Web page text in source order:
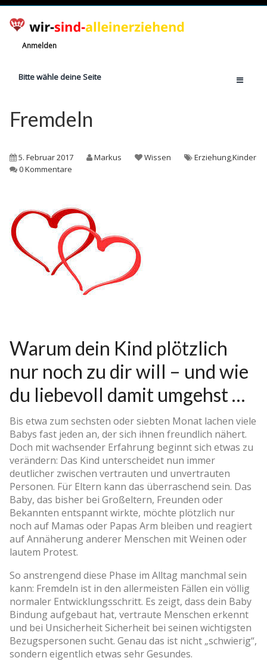
Anmelden
Bitte wähle deine Seite
Anzahl Alleinerziehende
Witze
Wissen
Rechte
Fremdeln
5. Februar 2017 Markus Wissen Erziehung,Kinder
0 Kommentare
Warum dein Kind plötzlich
nur noch zu dir will – und wie
du liebevoll damit umgehst …
Bis etwa zum sechsten oder siebten Monat lachen viele
Babys fast jeden an, der sich ihnen freundlich nähert.
Doch mit wachsender Erfahrung beginnt sich etwas zu
verändern: Das Kind unterscheidet nun immer
deutlicher zwischen vertrauten und unvertrauten
Personen. Für Eltern kann das überraschend sein. Das
Baby, das bisher bei Großeltern, Freunden oder
Bekannten entspannt wirkte, möchte plötzlich nur
noch auf Mamas oder Papas Arm bleiben und reagiert
auf Annäherung anderer Menschen mit Weinen oder
lautem Protest.
So anstrengend diese Phase im Alltag manchmal sein
kann: Fremdeln ist in den allermeisten Fällen ein völlig
normaler Entwicklungsschritt. Es zeigt, dass dein Baby
Bindung aufgebaut hat, vertraute Menschen erkennt
und bei Unsicherheit Sicherheit bei seinen wichtigsten
Bezugspersonen sucht. Genau das ist nicht „schwierig“,
sondern eigentlich etwas sehr Gesundes.